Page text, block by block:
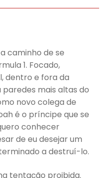
caminho de se
1. Focado,
dentro e fora da
paredes mais altas do
novo colega de
é o príncipe que se
conhecer
de eu desejar um
a destruí-lo.
tentação proibida.